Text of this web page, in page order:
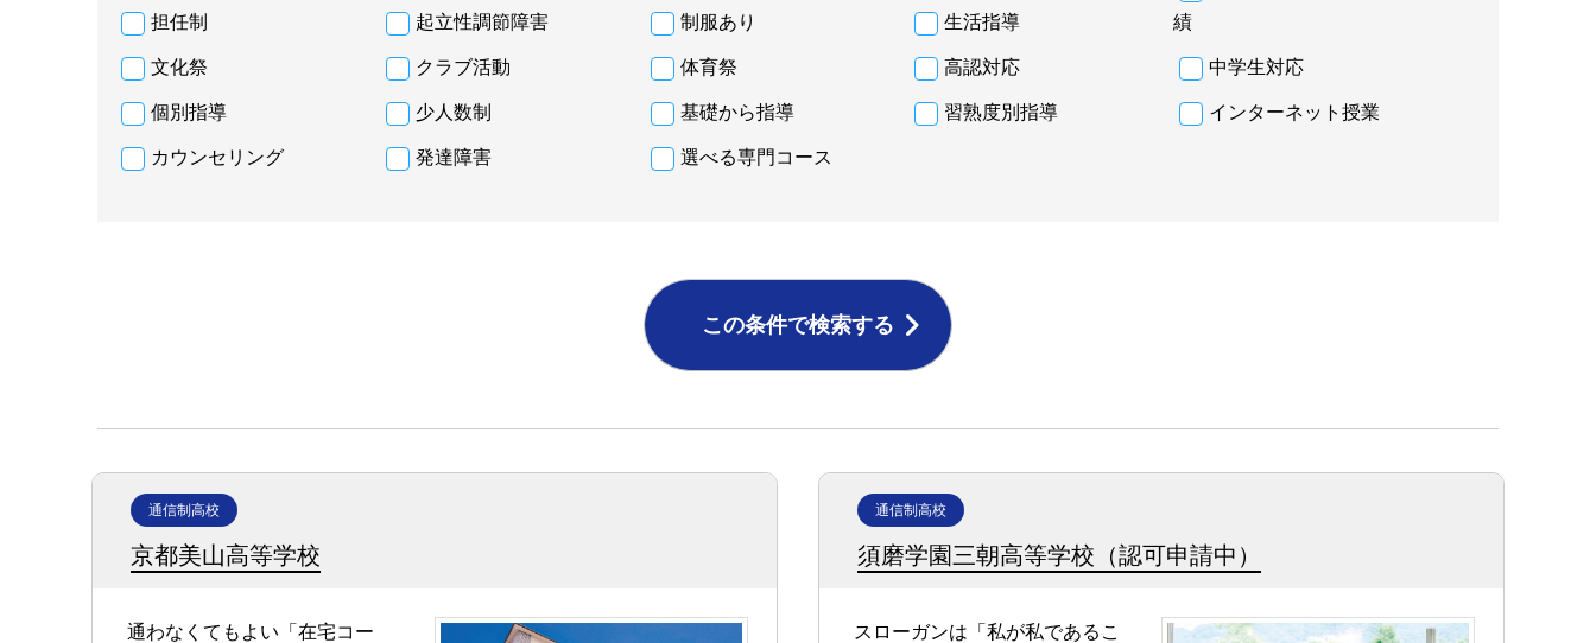
担任制 起立性調節障害 制服あり 生活指導
績
文化祭 クラブ活動 体育祭 高認対応 中学生対応
個別指導 少人数制 基礎から指導 習熟度別指導 インターネット授業
カウンセリング 発達障害 選べる専門コース
この条件で検索する
通信制高校
京都美山高等学校
通わなくてもよい「在宅コー
通信制高校
須磨学園三朝高等学校（認可申請中）
スローガンは「私が私であるこ